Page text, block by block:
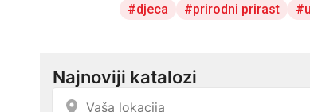
djeca prirodni prirast